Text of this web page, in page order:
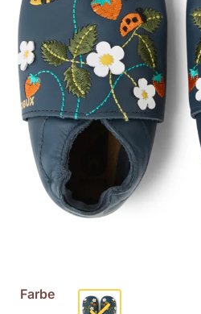
Farbe